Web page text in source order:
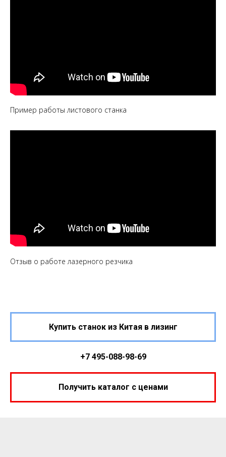
Пример работы листового станка
Отзыв о работе лазерного резчика
Купить станок из Китая в лизинг
+7 495-088-98-69
Получить каталог с ценами